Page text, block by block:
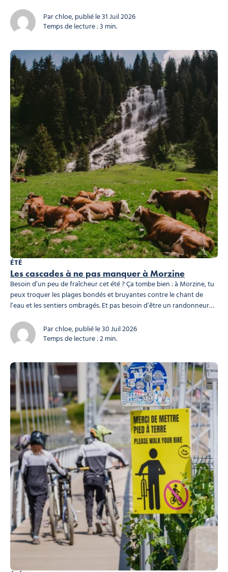
en niveau de crise (niveau 4/4) par la Préfecture de la Haute-Savoie,
le plus haut niveau des restrictions...
Par chloe, publié le 31 Juil 2026
Temps de lecture : 3 min.
Les cascades à ne pas manquer à Morzine
ÉTÉ
Besoin d’un peu de fraîcheur cet été ? Ça tombe bien : à Morzine, tu
peux troquer les plages bondés et bruyantes contre le chant de
l’eau et les sentiers ombragés. Et pas besoin d’être un randonneur
depuis le village ou les environs. Enfile...
Par chloe, publié le 30 Juil 2026
Temps de lecture : 2 min.